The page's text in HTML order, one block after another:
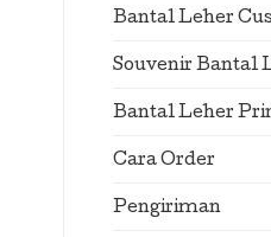
Bantal Leher
Souvenir Bantal
Bantal Leher
Cara Order
Pengiriman